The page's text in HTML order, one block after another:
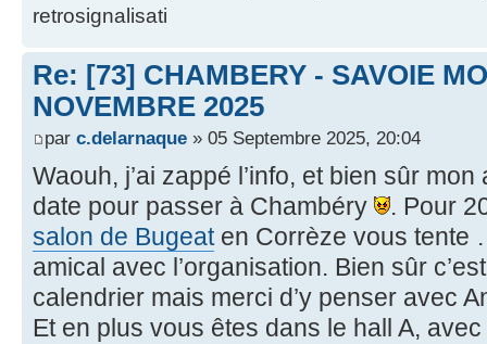
retrosignalisati
Re: [73] CHAMBERY - SAVOIE
NOVEMBRE 2025
par c.delarnaque » 05 Septembre 2025, 20:04
Waouh, j’ai zappé l’info, et bien sûr
date pour passer à Chambéry
. Pour
salon de Bugeaten Corrèze vous
amical avec l’organisation. Bien sûr
calendrier mais merci d’y penser avec
Et en plus vous êtes dans le hall A,